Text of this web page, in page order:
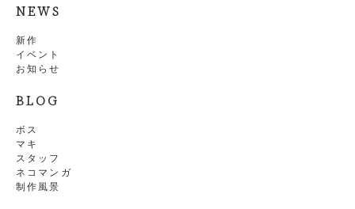
NEWS
新作
イベント
お知らせ
BLOG
ボス
マキ
スタッフ
ネコマンガ
制作風景